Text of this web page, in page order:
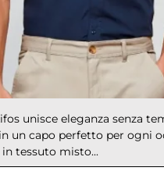
unisce eleganza senza
un capo perfetto per ogni
in tessuto misto...